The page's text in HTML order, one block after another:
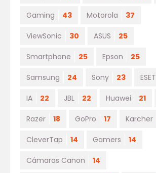
Gaming 43 Motorola 37
ViewSonic 30 ASUS 25
Smartphone 25 Epson 25
Samsung 24 Sony 23 ESET
IA 22 JBL 22 Huawei 21
Razer 18 GoPro 17 Karcher
CleverTap 14 Gamers 14
Cámaras Canon 14